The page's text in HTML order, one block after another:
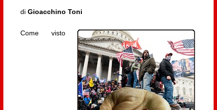
di Gioacchino Toni
Come visto